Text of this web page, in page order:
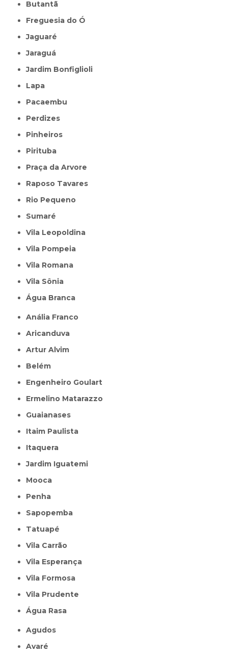
Butantã
Freguesia do Ó
Jaguaré
Jaraguá
Jardim Bonfiglioli
Lapa
Pacaembu
Perdizes
Pinheiros
Pirituba
Praça da Arvore
Raposo Tavares
Rio Pequeno
Sumaré
Vila Leopoldina
Vila Pompeia
Vila Romana
Vila Sônia
Água Branca
Anália Franco
Aricanduva
Artur Alvim
Belém
Engenheiro Goulart
Ermelino Matarazzo
Guaianases
Itaim Paulista
Itaquera
Jardim Iguatemi
Mooca
Penha
Sapopemba
Tatuapé
Vila Carrão
Vila Esperança
Vila Formosa
Vila Prudente
Água Rasa
Agudos
Avaré